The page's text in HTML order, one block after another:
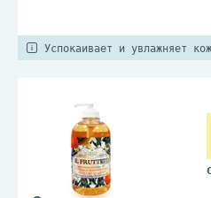
Успокаивает и увлажняет